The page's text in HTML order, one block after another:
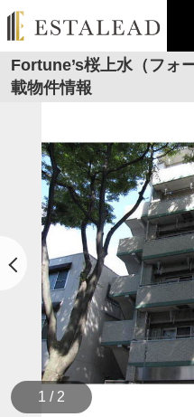
Fortune’s桜上水（フォ
載物件情報
1 / 2